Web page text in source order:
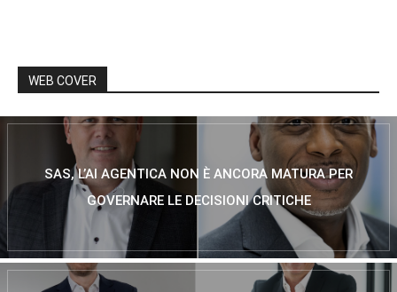
WEB COVER
SAS, L’AI AGENTICA NON È ANCORA MATURA PER
GOVERNARE LE DECISIONI CRITICHE